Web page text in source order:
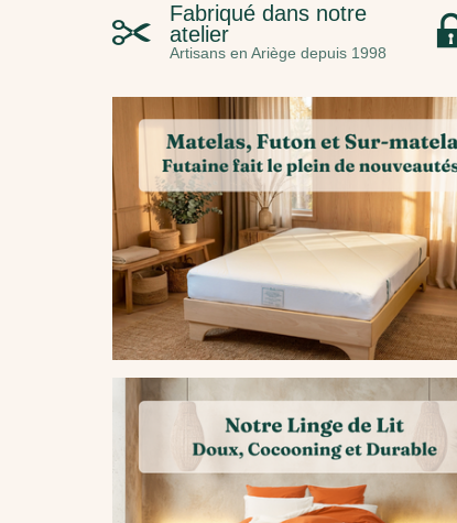
Fabriqué dans notre
atelier
Artisans en Ariège depuis 1998